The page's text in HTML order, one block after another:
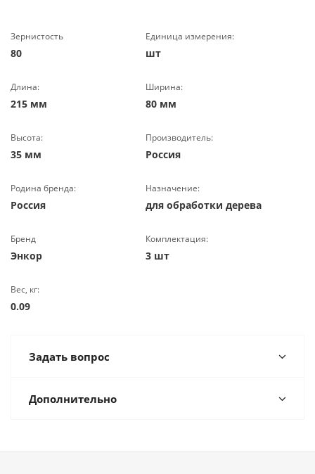
Зернистость
80
Единица измерения:
шт
Длина:
215 мм
Ширина:
80 мм
Высота:
35 мм
Производитель:
Россия
Родина бренда:
Россия
Назначение:
для обработки дерева
Бренд
Энкор
Комплектация:
3 шт
Вес, кг:
0.09
Задать вопрос
Дополнительно